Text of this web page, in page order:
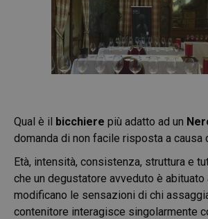
Qual è il bicchiere più adatto ad un
domanda di non facile risposta a causa
Età, intensità, consistenza, struttura e
che un degustatore avveduto è abituato
modificano le sensazioni di chi
contenitore interagisce singolarmente